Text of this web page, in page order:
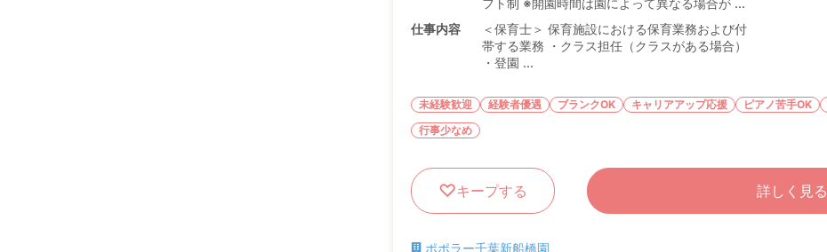
フト制 ※開園時間は園によって異なる場合が ...
仕事内容
＜保育士＞ 保育施設における保育業務および付
帯する業務 ・クラス担任（クラスがある場合）
・登園 ...
未経験歓迎 経験者優遇 ブランクOK キャリアアップ応援 ピアノ苦手OK
行事少なめ
キープする 詳しく見る
ポポラー千葉新船橋園